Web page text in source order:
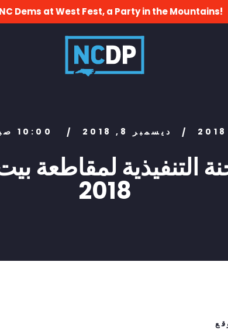
Dems at West Fest, a Party in the Mountains!
/ ديسمبر 8, 2018 /
التنفيذية لمقاطعة
2018